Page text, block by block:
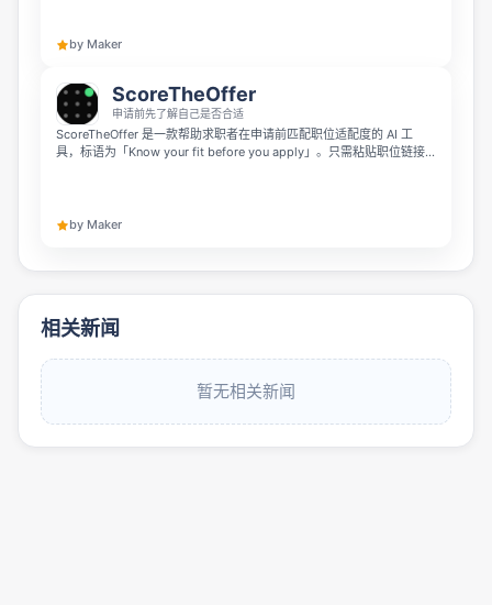
by Maker
ScoreTheOffer
申请前先了解自己是否合适
ScoreTheOffer 是一款帮助求职者在申请前匹配职位适配度的 AI 工
具，标语为「Know your fit before you apply」。只需粘贴职位链接
by Maker
相关新闻
暂无相关新闻